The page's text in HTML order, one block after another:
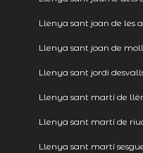
Llenya sant joan de les
Llenya sant joan de
Llenya sant jordi
Llenya sant martí de
Llenya sant martí de
Llenya sant martí